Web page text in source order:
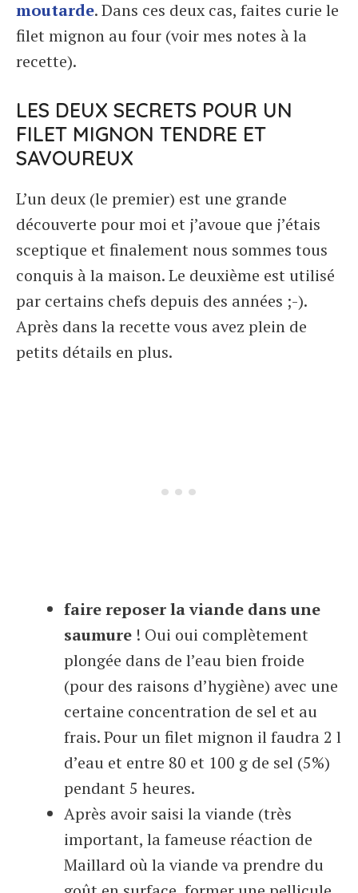
moutarde. Dans ces deux cas, faites curie le
filet mignon au four (voir mes notes à la
recette).
LES DEUX SECRETS POUR UN
FILET MIGNON TENDRE ET
SAVOUREUX
L’un deux (le premier) est une grande
découverte pour moi et j’avoue que j’étais
sceptique et finalement nous sommes tous
conquis à la maison. Le deuxième est utilisé
par certains chefs depuis des années ;-).
Après dans la recette vous avez plein de
petits détails en plus.
faire reposer la viande dans une
saumure ! Oui oui complètement
plongée dans de l’eau bien froide
(pour des raisons d’hygiène) avec une
certaine concentration de sel et au
frais. Pour un filet mignon il faudra 2 l
d’eau et entre 80 et 100 g de sel (5%)
pendant 5 heures.
Après avoir saisi la viande (très
important, la fameuse réaction de
Maillard où la viande va prendre du